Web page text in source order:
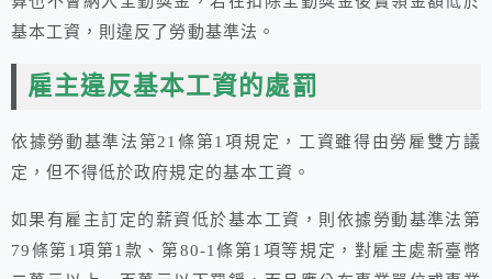
基本工資，則違反了勞動基準法。
雇主違反基本工資的處罰
依據勞動基準法第21條第1項規定，工資雖得由勞雇雙方議
定，但不得低於政府規定的基本工資。
如果有雇主訂定的薪資低於基本工資，則依據勞動基準法第
79條第1項第1款、第80-1條第1項等規定，對雇主處新臺幣